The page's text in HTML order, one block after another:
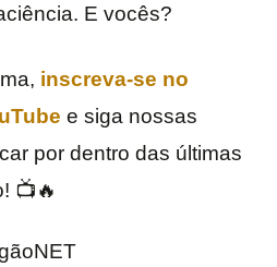
E vocês?
inscreva-se no
e siga nossas
por dentro das últimas
📺🔥